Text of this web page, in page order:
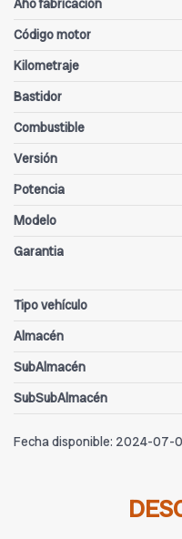
Año fabricación
Código motor
Kilometraje
Bastidor
Combustible
Versión
Potencia
Modelo
Garantia
Tipo vehículo
Almacén
SubAlmacén
SubSubAlmacén
Fecha disponible: 2024-07-